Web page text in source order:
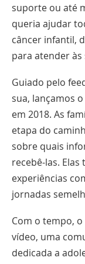
suporte ou até
queria ajudar
câncer infantil,
para atender às
Guiado pelo
sua, lançamos
em 2018. As
etapa do
sobre quais
recebê-las.
experiências
jornadas
Com o tempo,
vídeo, uma
dedicada a